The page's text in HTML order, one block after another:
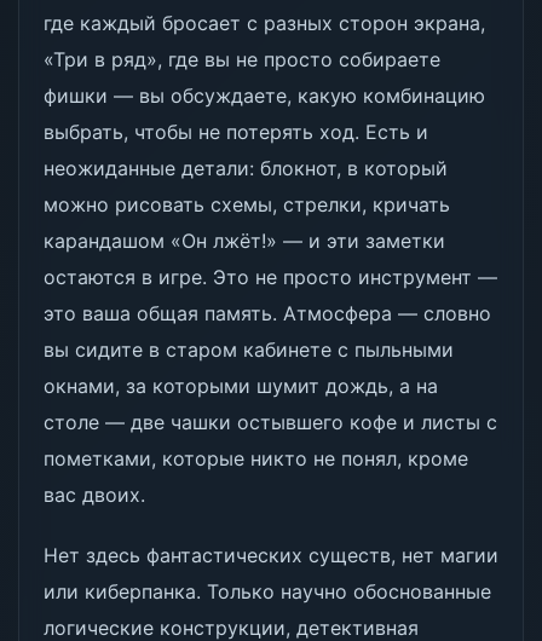
где каждый бросает с разных сторон экрана,
«Три в ряд», где вы не просто собираете
фишки — вы обсуждаете, какую комбинацию
выбрать, чтобы не потерять ход. Есть и
неожиданные детали: блокнот, в который
можно рисовать схемы, стрелки, кричать
карандашом «Он лжёт!» — и эти заметки
остаются в игре. Это не просто инструмент —
это ваша общая память. Атмосфера — словно
вы сидите в старом кабинете с пыльными
окнами, за которыми шумит дождь, а на
столе — две чашки остывшего кофе и листы с
пометками, которые никто не понял, кроме
вас двоих.
Нет здесь фантастических существ, нет магии
или киберпанка. Только научно обоснованные
логические конструкции, детективная